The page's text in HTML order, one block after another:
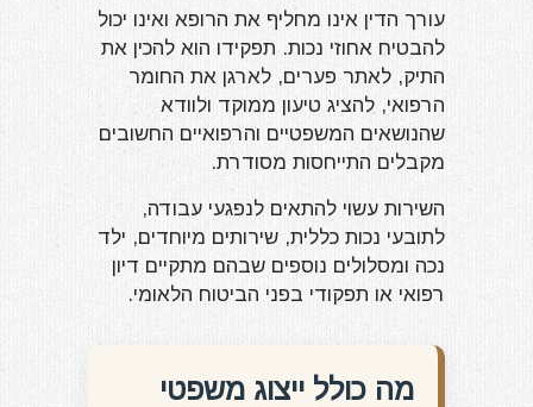
עורך הדין אינו מחליף את הרופא ואינו יכול
להבטיח אחוזי נכות. תפקידו הוא להכין את
התיק, לאתר פערים, לארגן את החומר
הרפואי, להציג טיעון ממוקד ולוודא
שהנושאים המשפטיים והרפואיים החשובים
מקבלים התייחסות מסודרת.
השירות עשוי להתאים לנפגעי עבודה,
לתובעי נכות כללית, שירותים מיוחדים, ילד
נכה ומסלולים נוספים שבהם מתקיים דיון
רפואי או תפקודי בפני הביטוח הלאומי.
מה כולל ייצוג משפטי